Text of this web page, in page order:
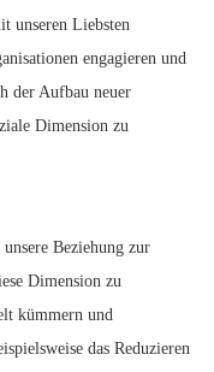
unseren Liebsten
engagieren und
der Aufbau neuer
Dimension zu
Beziehung zur
Dimension zu
kümmern und
das Reduzieren